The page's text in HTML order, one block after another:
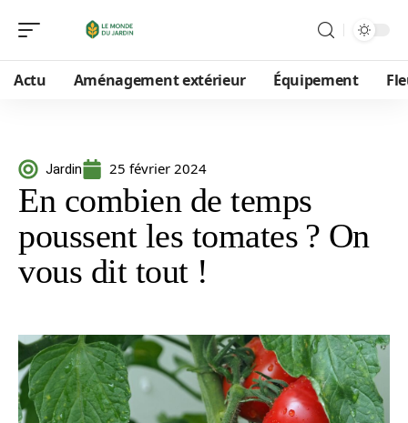
Actu Aménagement extérieur Équipement
Jardin 25 février 2024
En combien de temps
poussent les tomates ? On
vous dit tout !